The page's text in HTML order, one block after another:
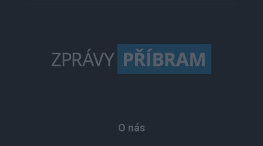
O nás